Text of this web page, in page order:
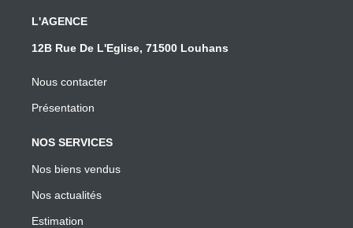
L'AGENCE
12B Rue De L'Eglise, 71500 Louhans
Nous contacter
Présentation
NOS SERVICES
Nos biens vendus
Nos actualités
Estimation